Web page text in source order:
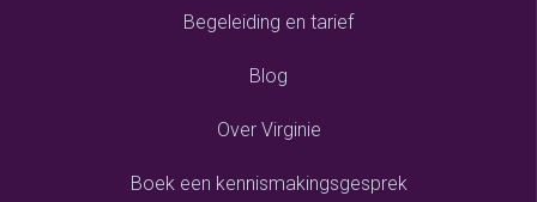
Begeleiding en tarief
Blog
Over Virginie
Boek een kennismakingsgesprek